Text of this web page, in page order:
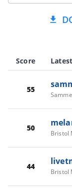
Score
55
50
Bristol
44
Bristol